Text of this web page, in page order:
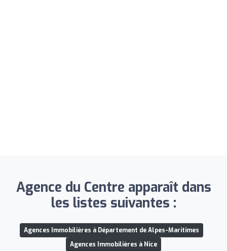
Agence du Centre apparaît dans
les listes suivantes :
Agences Immobilières à Département de Alpes-Maritimes
Agences Immobilières à Nice